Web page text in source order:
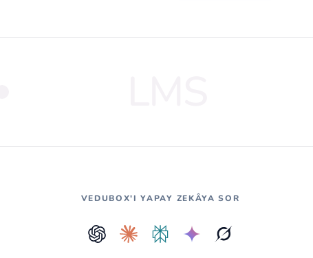
VEDUBOX'I YAPAY ZEKÂYA SOR